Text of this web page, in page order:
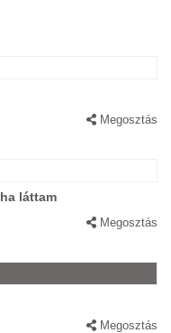
Megosztás
láttam
Megosztás
Megosztás